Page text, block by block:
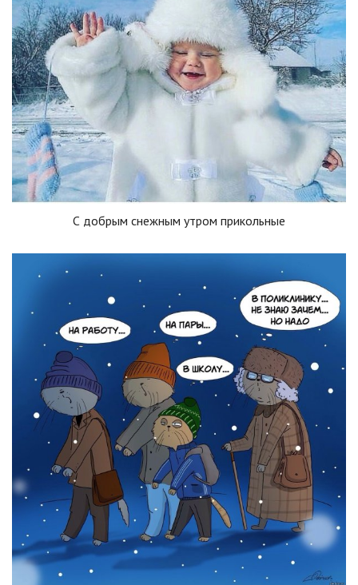
С добрым снежным утром прикольные